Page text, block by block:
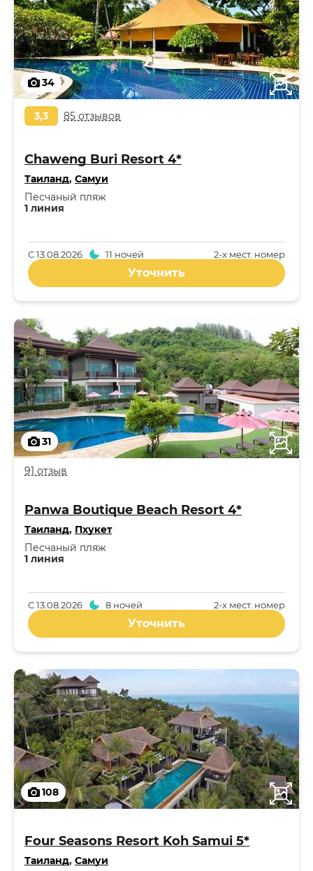
34
3,3 85 отзывов
Chaweng Buri Resort 4*
Таиланд, Самуи
1 линия
Песчаный пляж
2-x мест. номер
С13.08.2026 11 ночей
Уточнить
31
91 отзыв
Panwa Boutique Beach Resort 4*
Таиланд, Пхукет
1 линия
Песчаный пляж
2-x мест. номер
С13.08.2026 8 ночей
Уточнить
108
Four Seasons Resort Koh Samui 5*
Таиланд, Самуи